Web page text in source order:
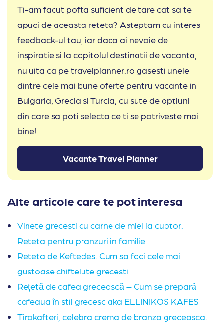
Ti-am facut pofta suficient de tare cat sa te
apuci de aceasta reteta? Asteptam cu interes
feedback-ul tau, iar daca ai nevoie de
inspiratie si la capitolul destinatii de vacanta,
nu uita ca pe travelplanner.ro gasesti unele
dintre cele mai bune oferte pentru vacante in
Bulgaria, Grecia si Turcia, cu sute de optiuni
din care sa poti selecta ce ti se potriveste mai
bine!
Vacante Travel Planner
Alte articole care te pot interesa
Vinete grecesti cu carne de miel la cuptor.
Reteta pentru pranzuri in familie
Reteta de Keftedes. Cum sa faci cele mai
gustoase chiftelute grecesti
Rețetă de cafea grecească – Cum se prepară
cafeaua în stil grecesc aka ELLINIKOS KAFES
Tirokafteri, celebra crema de branza greceasca.